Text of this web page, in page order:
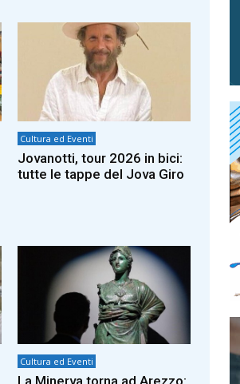
Cultura ed Eventi
Jovanotti, tour 2026 in bici:
tutte le tappe del Jova Giro
Cultura ed Eventi
La Minerva torna ad Arezzo: